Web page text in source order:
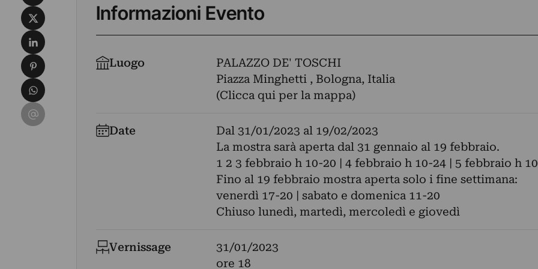
Informazioni Evento
Luogo
PALAZZO DE' TOSCHI
Piazza Minghetti , Bologna, Italia
(Clicca qui per la mappa)
Date Dal 31/01/2023 al 19/02/2023
La mostra sarà aperta dal 31 gennaio al 19 febbraio.
1 2 3 febbraio h 10-20 | 4 febbraio h 10-24 | 5 febbraio h
Fino al 19 febbraio mostra aperta solo i fine settimana:
venerdì 17-20 | sabato e domenica 11-20
Chiuso lunedì, martedì, mercoledì e giovedì
Vernissage
31/01/2023
ore 18
Condividi su X
Condividi su LinkedIn
Condividi su Pinterest
Condividi su WhatsApp
Condividi su Email